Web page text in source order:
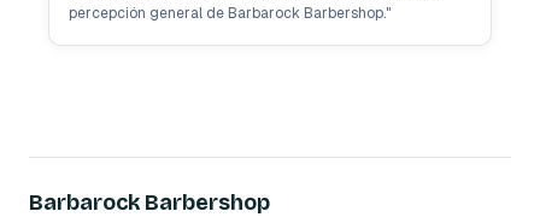
percepción general de Barbarock Barbershop."
Barbarock Barbershop